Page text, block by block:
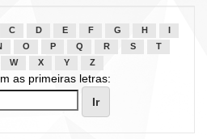
C D E F G H
O P Q R S
T
W X Y Z
as primeiras letras: